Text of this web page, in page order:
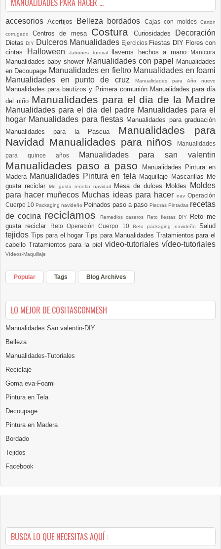
MANUALIDADES PARA HACER ...
accesoriosAcertijos Belleza bordados Cajas con moldesCartón
corrugadoCentros de mesa Costura Curiosidades Decoración
DietasDIY Dulceros Manualidades Ejercicios Fiestas DIY Flores con
cintas
Halloween Jabones tutorial llaveros hechos a mano Manicura
Manualidades baby shower Manualidades con papel
Manualidades
en Decoupage Manualidades en fieltro Manualidades en foami
Manualidades en punto de cruz
Manualidades para Año nuevo
Manualidades para bautizos y Primera comunión Manualidades para día
del niño Manualidades para el dia de la Madre
Manualidades para el dia del padre Manualidades para el
hogar Manualidades para fiestas Manualidades para graduación
Manualidades para la Pascua Manualidades para
Navidad Manualidades para niños
Manualidades
para quince años
Manualidades para san valentin
Manualidades paso a paso
Manualidades Pintura en
Madera Manualidades Pintura en tela Maquillaje Mascarillas Me
gusta reciclar
Me gusta reciclar navidad Mesa de dulces Moldes
Moldes
para hacer muñecos Muchas ideas para hacer nav Operación
Cuerpo 10 Packaging navideño Peinados paso a paso Piedras Pintadas recetas
de cocina reciclamosRemedios caseros Reto fiestas DIY
Reto me
gusta reciclar
Reto Operación Cuerpo 10Reto packaging navideñoSalud
tejidos Tips para el hogarTips para Manualidades Tratamientos para el
cabello Tratamientos para la piel video-tutoriales vídeo-tutoriales
Vídeos-Maquillaje
Popular Tags Blog Archives
LO MEJOR DE COSITASCONMESH
Manualidades San valentin-DIY
Belleza
Manualidades-Tutoriales
Reciclaje
Goma eva-Foami
Pintura en Tela
Decoupage
Pintura en Madera
Bordado
Tejidos
Facebook
BUSCA LO QUE NECESITAS AQUÍ :